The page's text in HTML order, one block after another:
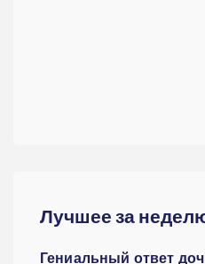
Лучшее за
Гениальный ответ